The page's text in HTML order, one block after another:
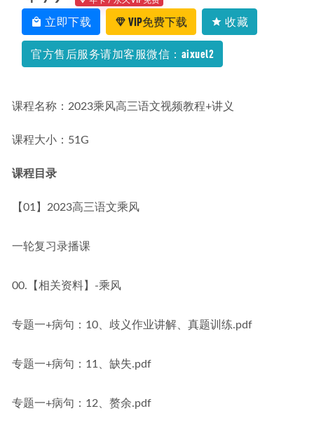
立即下载 VIP免费下载 收藏
官方售后服务请加客服微信：aixuel2
课程名称：2023乘风高三语文视频教程+讲义
课程大小：51G
课程目录
【01】2023高三语文乘风
一轮复习录播课
00.【相关资料】-乘风
专题一+病句：10、歧义作业讲解、真题训练.pdf
专题一+病句：11、缺失.pdf
专题一+病句：12、赘余.pdf
博雅小学堂亲子教育启蒙课，27G百度网盘资源打包下载
2021-07-26